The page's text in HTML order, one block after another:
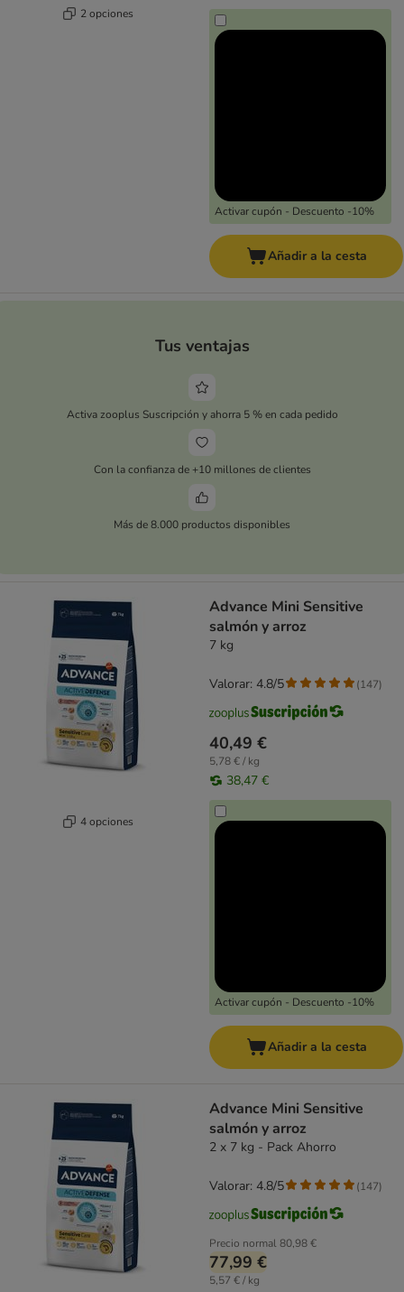
2 opciones
Activar cupón - Descuento -10%
Añadir a la cesta
Tus ventajas
Activa zooplus Suscripción y ahorra 5 % en cada pedido
Con la confianza de +10 millones de clientes
Más de 8.000 productos disponibles
4 opciones
Advance Mini Sensitive
salmón y arroz
7 kg
40,49 €
5,78 € / kg
38,47 €
Activar cupón - Descuento -10%
Valorar: 4.8/5 (147)
Añadir a la cesta
Advance Mini Sensitive
salmón y arroz
2 x 7 kg - Pack Ahorro
Precio normal80,98 €
77,99 €
5,57 € / kg
Valorar: 4.8/5 (147)